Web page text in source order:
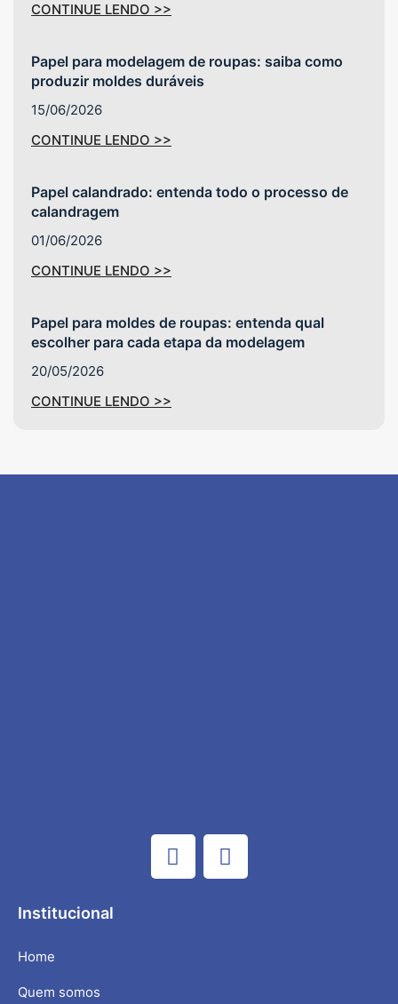
CONTINUE LENDO >>
Papel para modelagem de roupas: saiba como
produzir moldes duráveis
15/06/2026
CONTINUE LENDO >>
Papel calandrado: entenda todo o processo de
calandragem
01/06/2026
CONTINUE LENDO >>
Papel para moldes de roupas: entenda qual
escolher para cada etapa da modelagem
20/05/2026
CONTINUE LENDO >>
Institucional
Home
Quem somos